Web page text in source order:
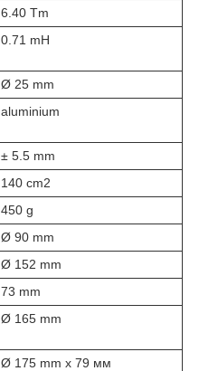
6.40 Tm
0.71 mH
Ø 25 mm
aluminium
± 5.5 mm
140 cm2
450 g
Ø 90 mm
Ø 152 mm
73 mm
Ø 165 mm
Ø 175 mm x 79 мм